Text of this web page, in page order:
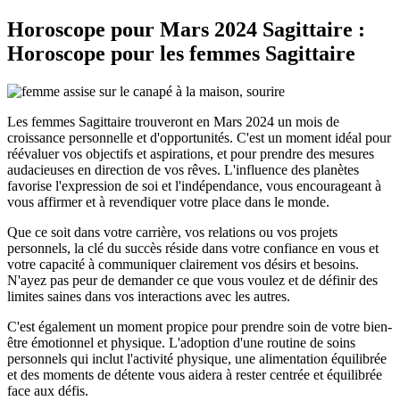
Horoscope pour Mars 2024 Sagittaire :
Horoscope pour les femmes Sagittaire
Les femmes Sagittaire trouveront en Mars 2024 un mois de
croissance personnelle et d'opportunités. C'est un moment idéal pour
réévaluer vos objectifs et aspirations, et pour prendre des mesures
audacieuses en direction de vos rêves. L'influence des planètes
favorise l'expression de soi et l'indépendance, vous encourageant à
vous affirmer et à revendiquer votre place dans le monde.
Que ce soit dans votre carrière, vos relations ou vos projets
personnels, la clé du succès réside dans votre confiance en vous et
votre capacité à communiquer clairement vos désirs et besoins.
N'ayez pas peur de demander ce que vous voulez et de définir des
limites saines dans vos interactions avec les autres.
C'est également un moment propice pour prendre soin de votre bien-
être émotionnel et physique. L'adoption d'une routine de soins
personnels qui inclut l'activité physique, une alimentation équilibrée
et des moments de détente vous aidera à rester centrée et équilibrée
face aux défis.